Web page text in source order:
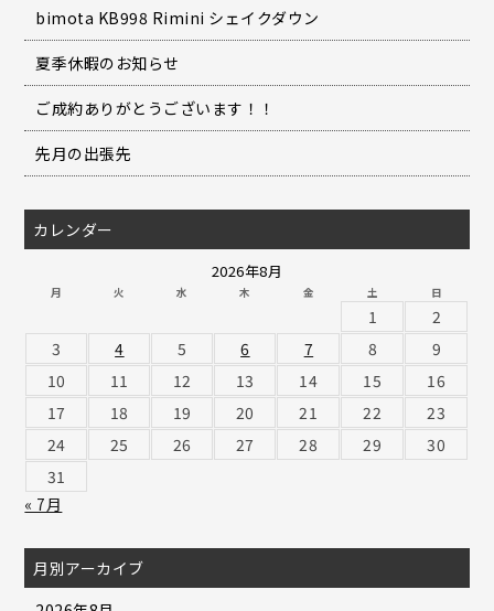
bimota KB998 Rimini シェイクダウン
夏季休暇のお知らせ
ご成約ありがとうございます！！
先月の出張先
カレンダー
2026年8月
月 火 水 木 金 土 日
1
2
3
4 5 6 7 8
9
10
11 12 13 14 15
16
17
18 19 20 21 22
23
24
25 26 27 28 29
30
31
« 7月
月別アーカイブ